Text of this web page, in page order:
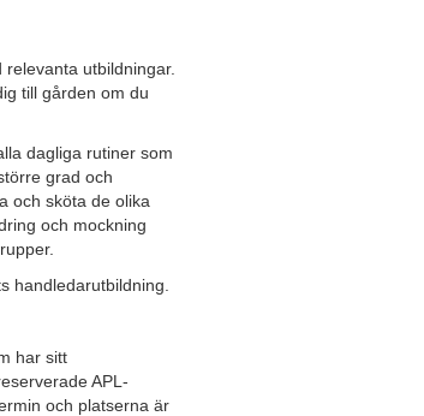
utbildningar.
till gården om du
dagliga rutiner som
grad och
och sköta de olika
och mockning
handledarutbildning.
har sitt
APL-
och platserna är